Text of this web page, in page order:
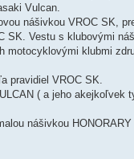
Vulcan.
nášivkou VROC SK,
SK. Vestu s klubovými
motocyklovými klubmi
pravidiel VROC SK.
( a jeho akejkoľvek
nášivkou